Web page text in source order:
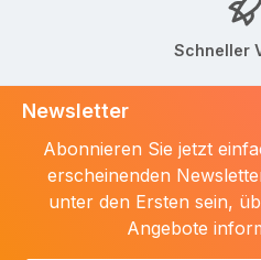
Schneller
Newsletter
Abonnieren Sie jetzt
erscheinenden
unter den Ersten sein,
Angebote